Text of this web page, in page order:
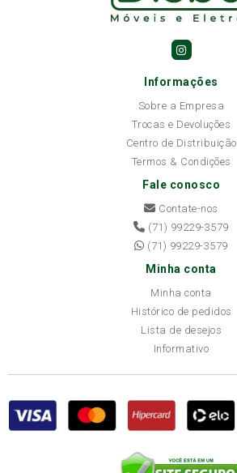
Informações
Sobre a Empresa
Trocas e Devoluções
Centro de Distribuição
Termos & Condições
Fale conosco
Contate-nos
(71) 99229-3579
(71) 99229-3579
Minha conta
Minha conta
Histórico de pedidos
Lista de desejos
Informativo